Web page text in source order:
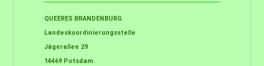
QUEERES BRANDENBURG
Landeskoordinierungsstelle
Jägerallee 29
14469 Potsdam